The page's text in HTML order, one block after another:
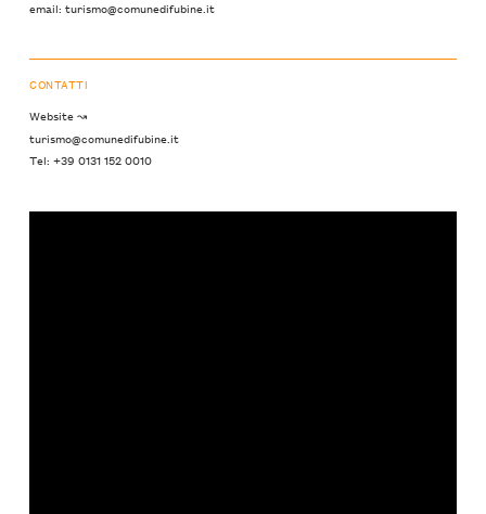
email: turismo@comunedifubine.it
CONTATTI
Website ↝
turismo@comunedifubine.it
Tel: +39 0131 152 0010